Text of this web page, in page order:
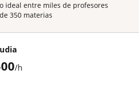
ideal entre miles de profesores
350 materias
/h